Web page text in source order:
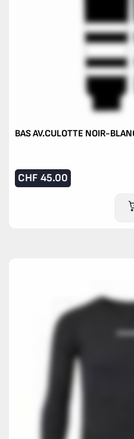
BAS AV.CULOTTE NOIR-
CHF 45.00